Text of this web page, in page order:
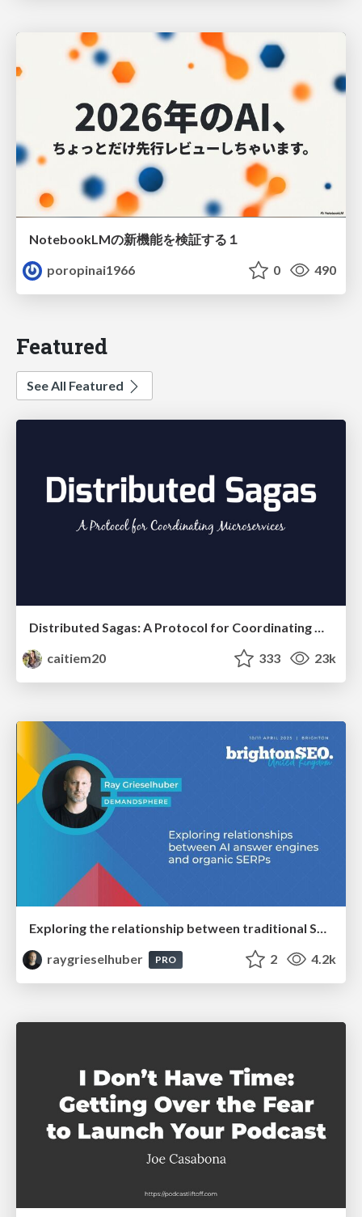
NotebookLMの新機能を検証する１
poropinai1966
0 490
Featured
See All Featured
caitiem20
333 23k
Exploring the relationship between traditional SERPs and Gen AI search
raygrieselhuber
PRO 2 4.2k